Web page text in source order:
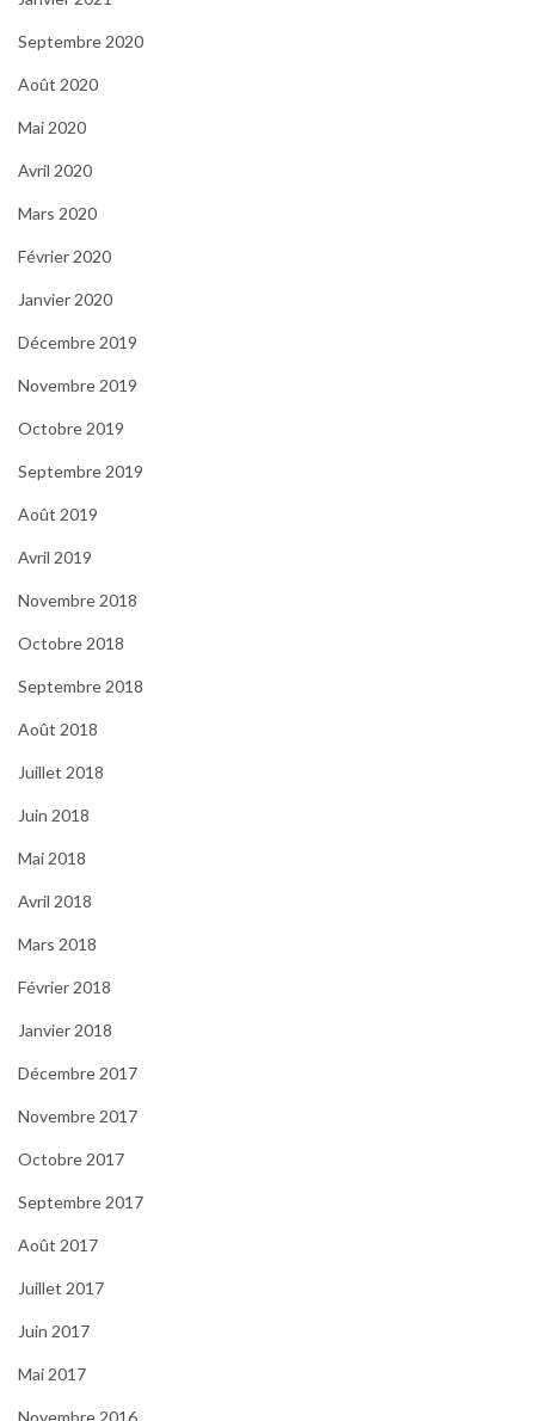
Septembre 2020
Août 2020
Mai 2020
Avril 2020
Mars 2020
Février 2020
Janvier 2020
Décembre 2019
Novembre 2019
Octobre 2019
Septembre 2019
Août 2019
Avril 2019
Novembre 2018
Octobre 2018
Septembre 2018
Août 2018
Juillet 2018
Juin 2018
Mai 2018
Avril 2018
Mars 2018
Février 2018
Janvier 2018
Décembre 2017
Novembre 2017
Octobre 2017
Septembre 2017
Août 2017
Juillet 2017
Juin 2017
Mai 2017
Novembre 2016